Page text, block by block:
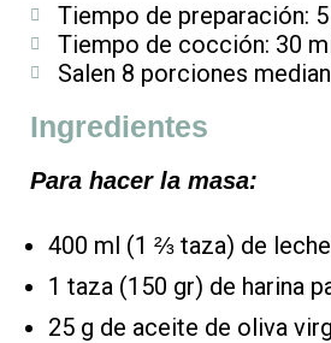
Tiempo de preparación:
Tiempo de cocción: 30
Salen 8 porciones
Ingredientes
Para hacer la masa:
400 ml (1 ⅔ taza) de leche
1 taza (150 gr) de harina
25 g de aceite de oliva